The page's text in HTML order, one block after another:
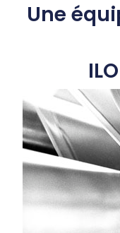
Une